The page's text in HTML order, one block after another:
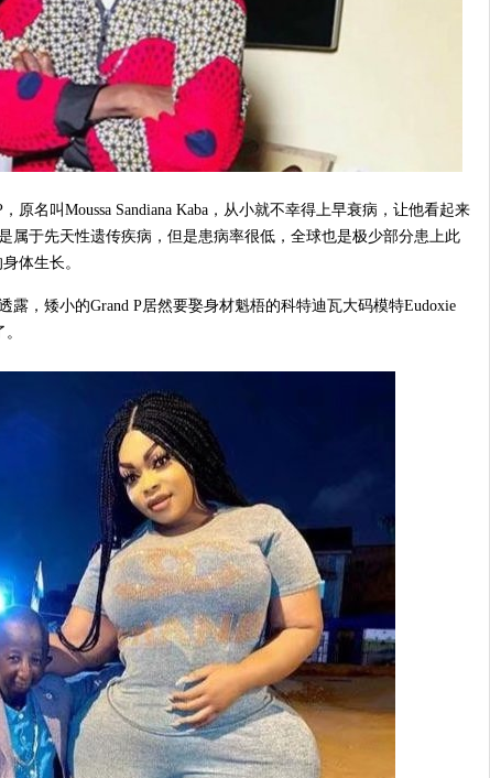
原名叫Moussa Sandiana Kaba，从小就不幸得上早衰病，让他看起来
属于先天性遗传疾病，但是患病率很低，全球也是极少部分患上此
体生长。
露，矮小的Grand P居然要娶身材魁梧的科特迪瓦大码模特Eudoxie